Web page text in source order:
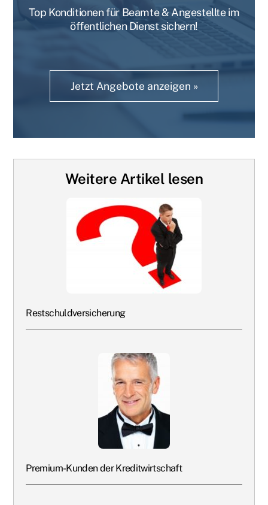
Top Konditionen für Beamte & Angestellte im
öffentlichen Dienst sichern!
Jetzt Angebote anzeigen »
Weitere Artikel lesen
Restschuldversicherung
Premium-Kunden der Kreditwirtschaft